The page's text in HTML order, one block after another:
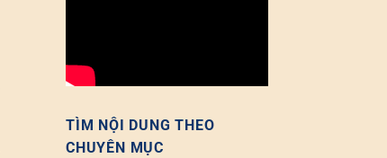
TÌM NỘI DUNG THEO
CHUYÊN MỤC